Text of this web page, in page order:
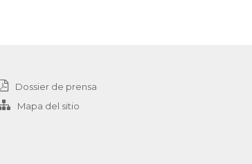
Dossier de prensa
Mapa del sitio